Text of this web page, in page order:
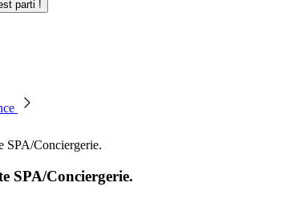
parti !
SPA/Conciergerie.
SPA/Conciergerie.